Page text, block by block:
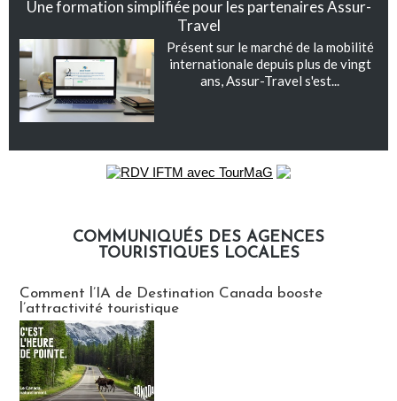
Une formation simplifiée pour les partenaires Assur-
Travel
Présent sur le marché de la mobilité
internationale depuis plus de vingt
ans, Assur-Travel s'est...
COMMUNIQUÉS DES AGENCES
TOURISTIQUES LOCALES
Comment l’IA de Destination Canada booste
l’attractivité touristique